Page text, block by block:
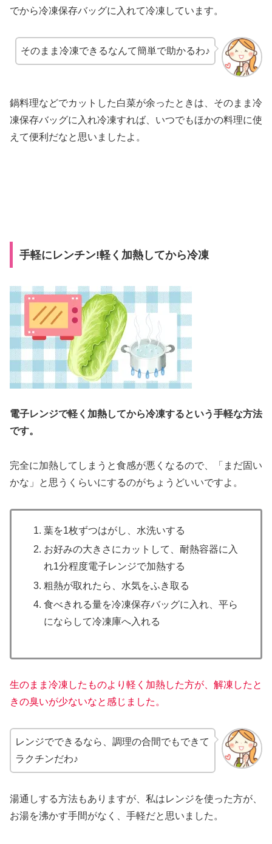
でから冷凍保存バッグに入れて冷凍しています。
そのまま冷凍できるなんて簡単で助かるわ♪
鍋料理などでカットした白菜が余ったときは、そのまま冷
凍保存バッグに入れ冷凍すれば、いつでもほかの料理に使
えて便利だなと思いましたよ。
手軽にレンチン!軽く加熱してから冷凍
電子レンジで軽く加熱してから冷凍するという手軽な方法
です。
完全に加熱してしまうと食感が悪くなるので、「まだ固い
かな」と思うくらいにするのがちょうどいいですよ。
葉を1枚ずつはがし、水洗いする
お好みの大きさにカットして、耐熱容器に入
れ1分程度電子レンジで加熱する
粗熱が取れたら、水気をふき取る
食べきれる量を冷凍保存バッグに入れ、平ら
にならして冷凍庫へ入れる
生のまま冷凍したものより軽く加熱した方が、解凍したと
きの臭いが少ないなと感じました。
レンジでできるなら、調理の合間でもできて
ラクチンだわ♪
湯通しする方法もありますが、私はレンジを使った方が、
お湯を沸かす手間がなく、手軽だと思いました。